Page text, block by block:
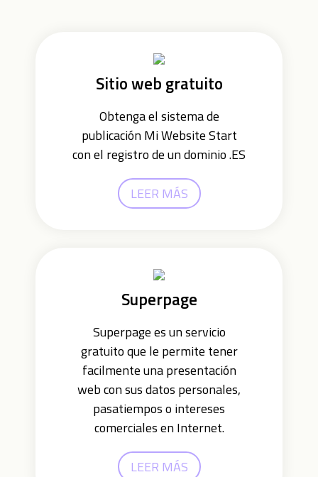
Sitio web gratuito
Obtenga el sistema de
publicación Mi Website Start
con el registro de un dominio .ES
LEER MÁS
Superpage
Superpage es un servicio
gratuito que le permite tener
facilmente una presentación
web con sus datos personales,
pasatiempos o intereses
comerciales en Internet.
LEER MÁS